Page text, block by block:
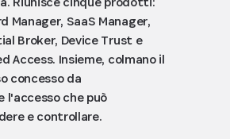
Manager, SaaS Manager,
Broker, Device Trust e
Access. Insieme, colmano il
concesso da
l'accesso che può
e controllare.